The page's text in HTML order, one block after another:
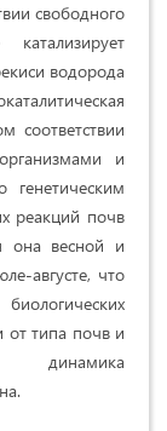
свободного
водорода
соответствии
и
реакций почв
она весной и
августе, что
от типа почв и
динамика